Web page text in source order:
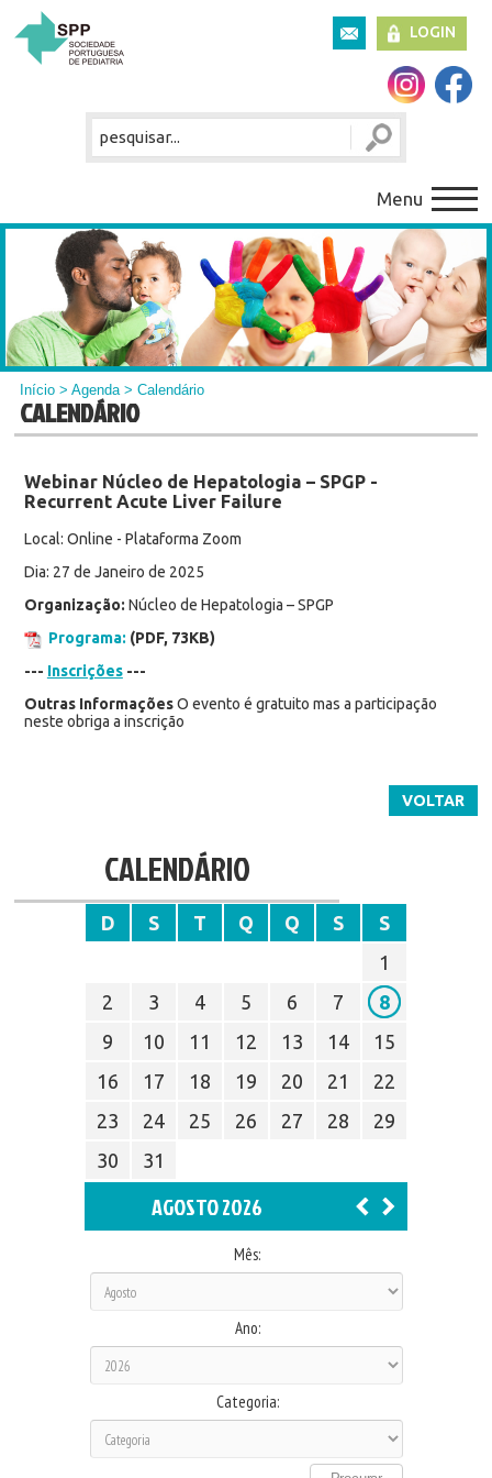
LOGIN
Menu
Início >Agenda> Calendário
CALENDÁRIO
Webinar Núcleo de Hepatologia – SPGP -
Recurrent Acute Liver Failure
Local: Online - Plataforma Zoom
Dia: 27 de Janeiro de 2025
Organização: Núcleo de Hepatologia – SPGP
Programa: (PDF, 73KB)
--- Inscrições---
Outras InformaçõesO evento é gratuito mas a participação
neste obriga a inscrição
VOLTAR
CALENDÁRIO
D S T Q Q S
S
1
2
3 4 5 6 7
8
9
10 11 12 13 14
15
16
17 18 19 20 21
22
23
24 25 26 27 28
29
30
31
AGOSTO 2026
Mês:
Ano:
Categoria: